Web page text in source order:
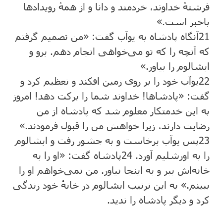
فرشتهٔ خداوند، خردمند و دانا و از همهٔ رویدادها
باخبر است.»
21آنگاه پادشاه به یوآب گفت: «من تصمیم گرفتم
که آنچه را که تو می‌خواهی انجام دهم. برو و
ابشالوم را بیاور.»
22یوآب خود را بر روی زمین افکند و تعظیم کرد و
گفت: «پادشاها! خداوند شما را برکت دهد! امروز
به این خدمتکار معلوم شد که پادشاه از من
رضایت دارند، زیرا خواهش من را قبول فرمودند.»
23پس یوآب برخاست و به جشور رفت و ابشالوم
را به اورشلیم آورد. 24پادشاه گفت: «او را به
خانه‌اش ببر و به اینجا نیاور. من نمی‌خواهم او را
ببینم.» به این ترتیب ابشالوم در خانهٔ خود زندگی
کرد و دیگر پادشاه را ندید.